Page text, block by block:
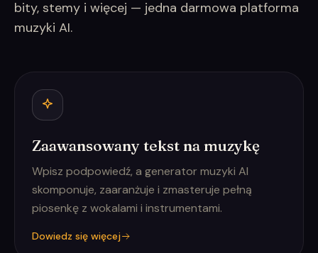
bity, stemy i więcej — jedna darmowa platforma
muzyki AI.
Zaawansowany tekst na muzykę
Wpisz podpowiedź, a generator muzyki AI
skomponuje, zaaranżuje i zmasteruje pełną
piosenkę z wokalami i instrumentami.
Dowiedz się więcej